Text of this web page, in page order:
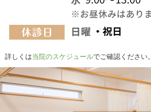
詳しくは当院のスケジュールでご確認ください。